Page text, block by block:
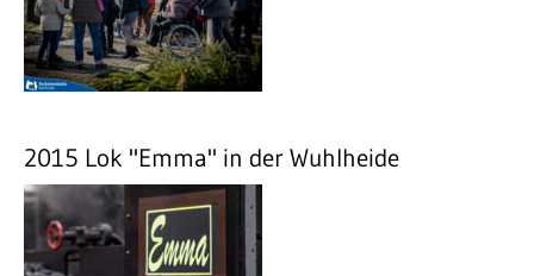
2015 Lok "Emma" in der Wuhlheide